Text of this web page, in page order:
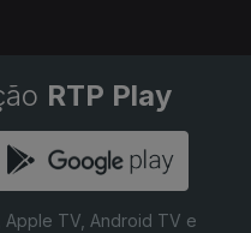
RTP Play
Apple TV, Android TV e